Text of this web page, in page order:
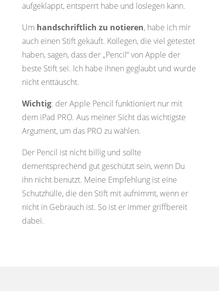
aufgeklappt, entsperrt habe und loslegen kann.
Um handschriftlich zu notieren, habe ich mir
auch einen Stift gekauft. Kollegen, die viel getestet
haben, sagen, dass der „Pencil“ von Apple der
beste Stift sei. Ich habe ihnen geglaubt und wurde
nicht enttäuscht.
Wichtig: der Apple Pencil funktioniert nur mit
dem iPad PRO. Aus meiner Sicht das wichtigste
Argument, um das PRO zu wählen.
Der Pencil ist nicht billig und sollte
dementsprechend gut geschützt sein, wenn Du
ihn nicht benutzt. Meine Empfehlung ist eine
Schutzhülle, die den Stift mit aufnimmt, wenn er
nicht in Gebrauch ist. So ist er immer griffbereit
dabei.